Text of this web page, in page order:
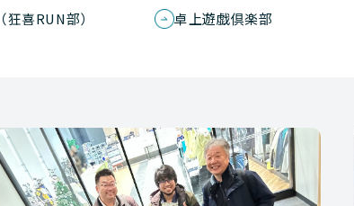
喜RUN部） 卓上遊戯倶楽部